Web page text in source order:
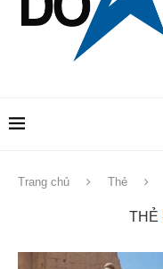
Trang chủ Thẻ
THẺ